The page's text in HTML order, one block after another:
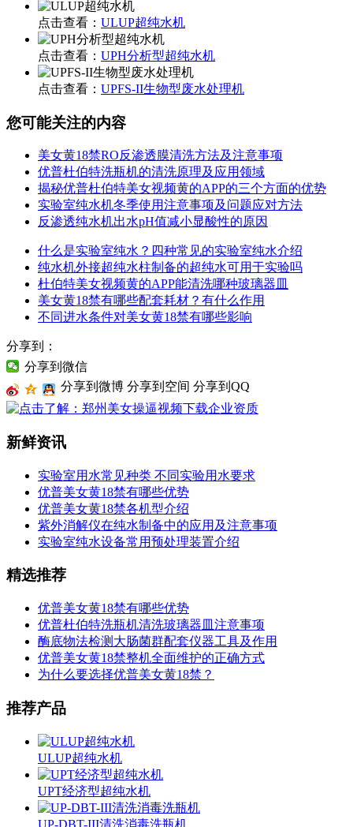
点击查看： ULUP超纯水机
点击查看： UPH分析型超纯水机
点击查看： UPFS-II生物型废水处理机
您可能关注的内容
美女黄18禁RO反渗透膜清洗方法及注意事项
优普杜伯特洗瓶机的清洗原理及应用领域
揭秘优普杜伯特美女视频黄的APP的三个方面的优势
实验室纯水机冬季使用注意事项及问题应对方法
反渗透纯水机出水pH值减小显酸性的原因
什么是实验室纯水？四种常见的实验室纯水介绍
纯水机外接超纯水柱制备的超纯水可用于实验吗
杜伯特美女视频黄的APP能清洗哪种玻璃器皿
美女黄18禁有哪些配套耗材？有什么作用
不同进水条件对美女黄18禁有哪些影响
分享到：
分享到微信
分享到微博 分享到空间 分享到QQ
新鲜资讯
实验室用水常见种类 不同实验用水要求
优普美女黄18禁有哪些优势
优普美女黄18禁各机型介绍
紫外消解仪在纯水制备中的应用及注意事项
实验室纯水设备常用预处理装置介绍
精选推荐
优普美女黄18禁有哪些优势
优普杜伯特洗瓶机清洗玻璃器皿注意事项
酶底物法检测大肠菌群配套仪器工具及作用
优普美女黄18禁整机全面维护的正确方式
为什么要选择优普美女黄18禁？
推荐产品
ULUP超纯水机
UPT经济型超纯水机
UP-DBT-III清洗消毒洗瓶机